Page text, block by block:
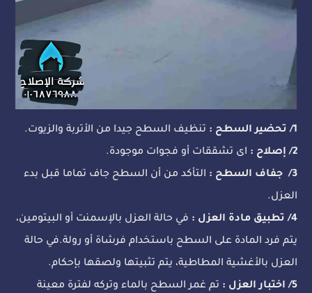
1/ تحضير السطح :
تنظيف السطح جيدا من الأتربة والزيوت.
2/ إصلاح :
اى تشققات أو فجوات موجودة.
3/ جفاف السطح :
التأكد من أن السطح جاف تماما قبل بدء
العزل.
4/ تطبيق مادة العزل :
في حالة العزل بالإسمنت أو البيتومين،
يتم فرد المادة على السطح باستخدام فرشاة أو رولة.في حالة
العزل بالأغشية المطاطية، يتم تثبيتها ولصقها بإحكام.
5/ اختبار العزل :
تم غمر السطح بالماء وتركه لفترة معينة